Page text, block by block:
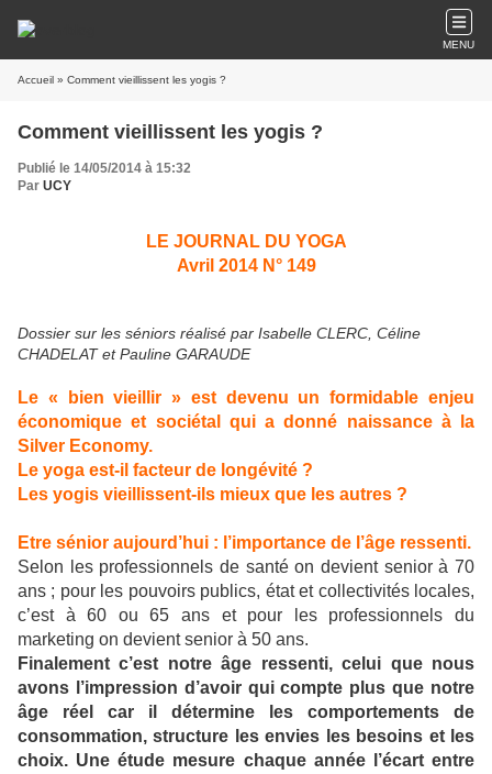
MENU
Accueil » Comment vieillissent les yogis ?
Comment vieillissent les yogis ?
Publié le 14/05/2014 à 15:32
Par UCY
LE JOURNAL DU YOGA
Avril 2014 N° 149
Dossier sur les séniors réalisé par Isabelle CLERC, Céline
CHADELAT et Pauline GARAUDE
Le « bien vieillir » est devenu un formidable enjeu
économique et sociétal qui a donné naissance à la
Silver Economy.
Le yoga est-il facteur de longévité ?
Les yogis vieillissent-ils mieux que les autres ?
Etre sénior aujourd’hui : l’importance de l’âge ressenti.
Selon les professionnels de santé on devient senior à 70
ans ; pour les pouvoirs publics, état et collectivités locales,
c’est à 60 ou 65 ans et pour les professionnels du
marketing on devient senior à 50 ans.
Finalement c’est notre âge ressenti, celui que nous
avons l’impression d’avoir qui compte plus que notre
âge réel car il détermine les comportements de
consommation, structure les envies les besoins et les
choix. Une étude mesure chaque année l’écart entre